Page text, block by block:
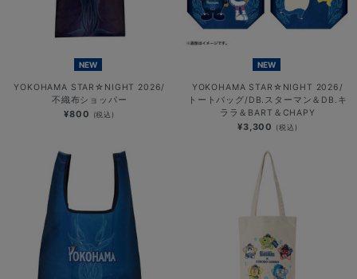
NEW
YOKOHAMA STAR☆NIGHT 2026/
不織布ショッパー
¥800 (税込)
NEW
YOKOHAMA STAR☆NIGHT 2026/
トートバッグ/DB.スターマン＆DB.キ
ララ＆BART＆CHAPY
¥3,300 (税込)